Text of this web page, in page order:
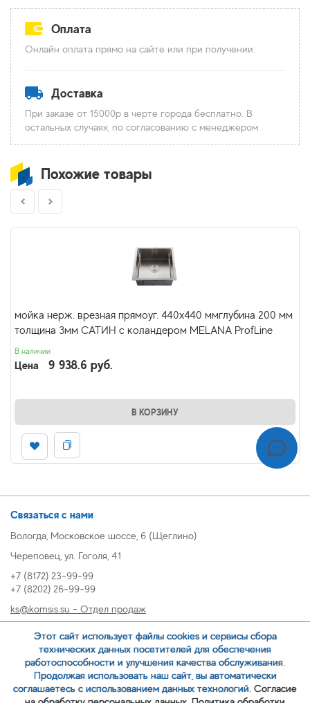
Оплата
Онлайн оплата прямо на сайте или при получении.
Доставка
При заказе от 15000р в черте города бесплатно. В
остальных случаях, по согласованию с менеджером.
Похожие товары
мойка нерж. врезная прямоуг. 440х440 ммглубина 200 мм
толщина 3мм САТИН с коландером MELANA ProfLine
В наличии
Цена 9 938.6 руб.
В КОРЗИНУ
Связаться с нами
Вологда, Московское шоссе, 6 (Щеглино)
Череповец, ул. Гоголя, 41
+7 (8172) 23-99-99
+7 (8202) 26-99-99
ks@komsis.su - Отдел продаж
oz@komsis.su - Отдел закупок
ЗАКАЗАТЬ ЗВОНОК
Этот сайт использует файлы cookies и сервисы сбора
технических данных посетителей для обеспечения
работоспособности и улучшения качества обслуживания.
Продолжая использовать наш сайт, вы автоматически
соглашаетесь с использованием данных технологий. Согласие